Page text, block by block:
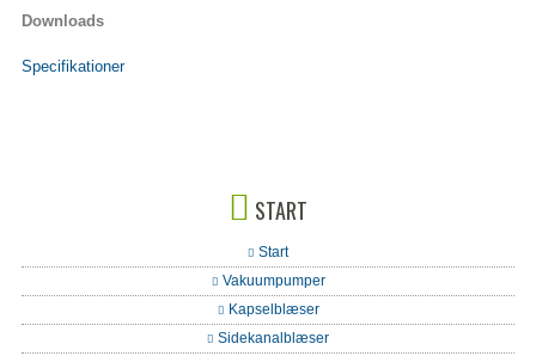
Downloads
Specifikationer
START
Start
Vakuumpumper
Kapselblæser
Sidekanalblæser